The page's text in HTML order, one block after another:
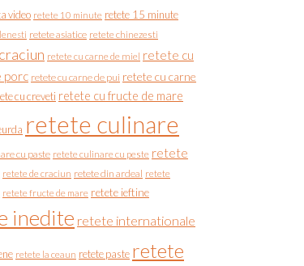
video retete 10 minute retete 15 minute
retete asiatice retete chinezesti
retete cu carne de miel retete cu
porc retete cu carne de pui retete cu carne
cu creveti retete cu fructe de mare
retete culinare
cu paste retete culinare cu peste retete
retete de craciun retete din ardeal retete
retete fructe de mare retete ieftine
inedite retete internationale
retete la ceaun retete paste retete